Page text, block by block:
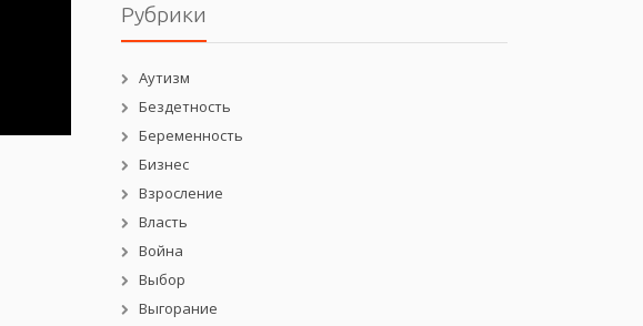
Рубрики
Аутизм
Бездетность
Беременность
Бизнес
Взросление
Власть
Война
Выбор
Выгорание